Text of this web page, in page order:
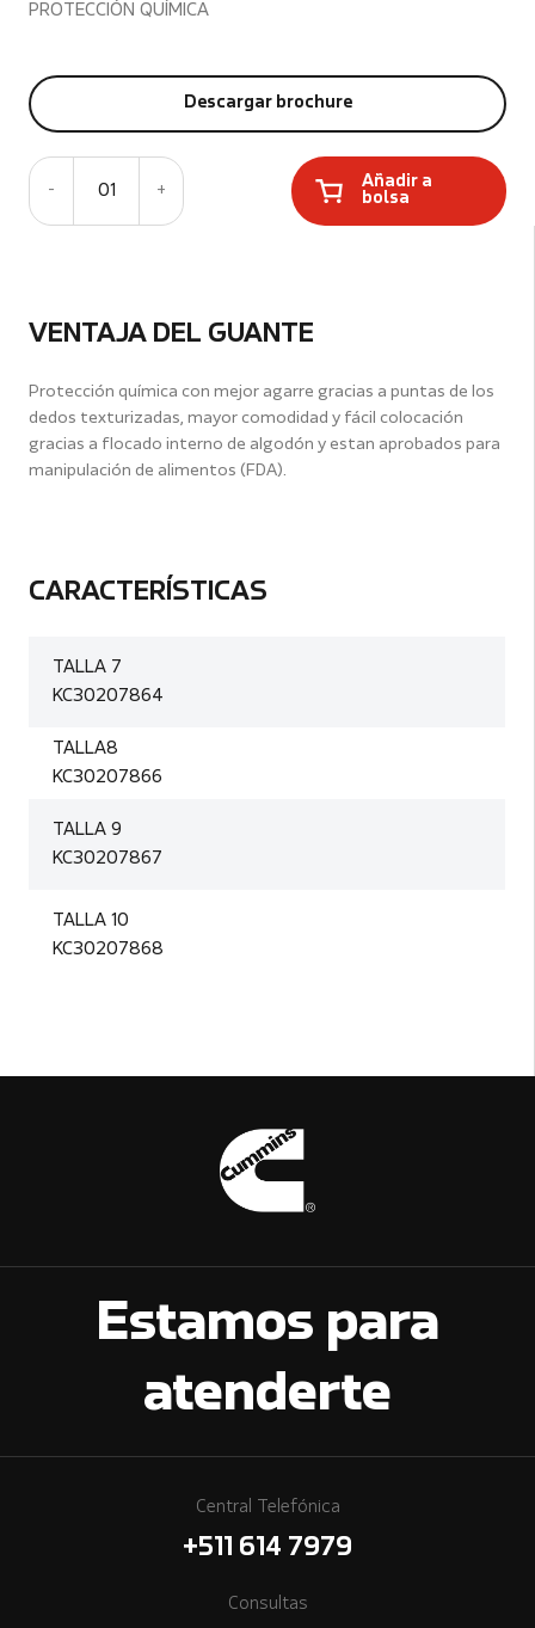
VENTAJA DEL GUANTE
Protección química con mejor agarre gracias a puntas de los
dedos texturizadas, mayor comodidad y fácil colocación
gracias a flocado interno de algodón y estan aprobados para
manipulación de alimentos (FDA).
CARACTERÍSTICAS
TALLA 7
KC30207864
TALLA8
KC30207866
TALLA 9
KC30207867
TALLA 10
KC30207868
PROTECCIÓN QUÍMICA
Descargar brochure
- 01 +
Añadir a
bolsa
Estamos para
atenderte
Central Telefónica
+511 614 7979
Consultas